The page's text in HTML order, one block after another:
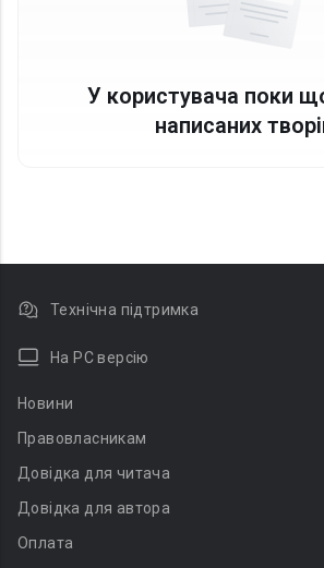
У користувача поки
написаних
Технічна підтримка
На PC версію
Новини
Правовласникам
Довідка для читача
Довідка для автора
Оплата